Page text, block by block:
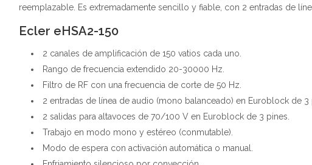
reemplazable. Es extremadamente sencillo y fiable, con 2 entradas de
Ecler eHSA2-150
2 canales de amplificación de 150 vatios cada uno.
Rango de frecuencia extendido 20-30000 Hz.
Filtro de RF con una frecuencia de corte de 50 Hz.
2 entradas de línea de audio (mono balanceado) en Euroblock de 3
2 salidas para altavoces de 70/100 V en Euroblock de 3 pines.
Trabajo en modo mono y estéreo (conmutable).
Modo de espera con activación automática o manual.